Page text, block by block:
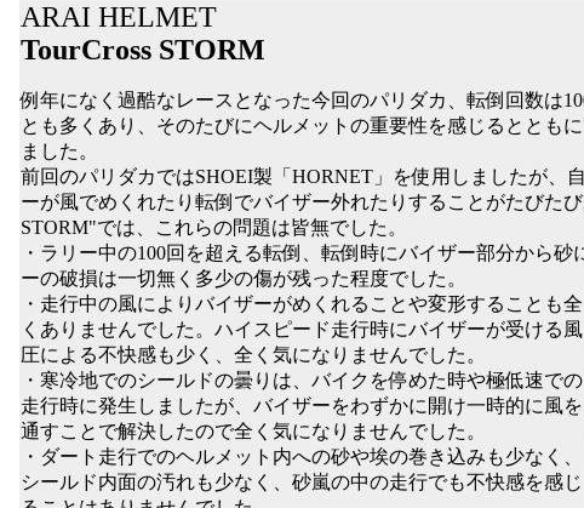
ARAI HELMET
TourCross STORM
例年になく過酷なレースとなった今回のパリダカ、転倒回数は
とも多くあり、そのたびにヘルメットの重要性を感じるととも
ました。
前回のパリダカではSHOEI製「HORNET」を使用しましたが、
ーが風でめくれたり転倒でバイザー外れたりすることがたびた
STORM"では、これらの問題は皆無でした。
・ラリー中の100回を超える転倒、転倒時にバイザー部分から
ーの破損は一切無く多少の傷が残った程度でした。
・走行中の風によりバイザーがめくれることや変形することも全
くありませんでした。ハイスピード走行時にバイザーが受ける風
圧による不快感も少く、全く気になりませんでした。
・寒冷地でのシールドの曇りは、バイクを停めた時や極低速での
走行時に発生しましたが、バイザーをわずかに開け一時的に風を
通すことで解決したので全く気になりませんでした。
・ダート走行でのヘルメット内への砂や埃の巻き込みも少なく、
シールド内面の汚れも少なく、砂嵐の中の走行でも不快感を感じ